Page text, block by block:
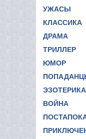
УЖАСЫ
КЛАССИКА
ДРАМА
ТРИЛЛЕР
ЮМОР
ЭЗОТЕРИКА
ВОЙНА